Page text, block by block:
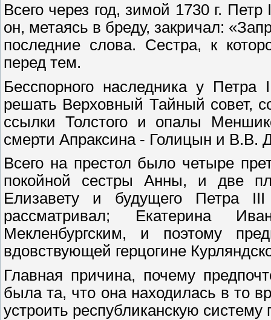
Всего через год, зимой 1730 г.
он, метаясь в бреду, закричал:
последние слова. Сестра, к
перед тем.
Бесспорного наследника у
решать Верховный Тайный совет,
ссылки Толстого и опалы
смерти Апраксина - Голицын и В.В.
Всего на престол было четыре
покойной сестры Анны, и две
Елизавету и будущего Петра
рассматривал; Екатерина
Мекленбургским, и поэтому
вдовствующей герцогине
Главная причина, почему
была та, что она находилась в то
устроить республиканскую систему